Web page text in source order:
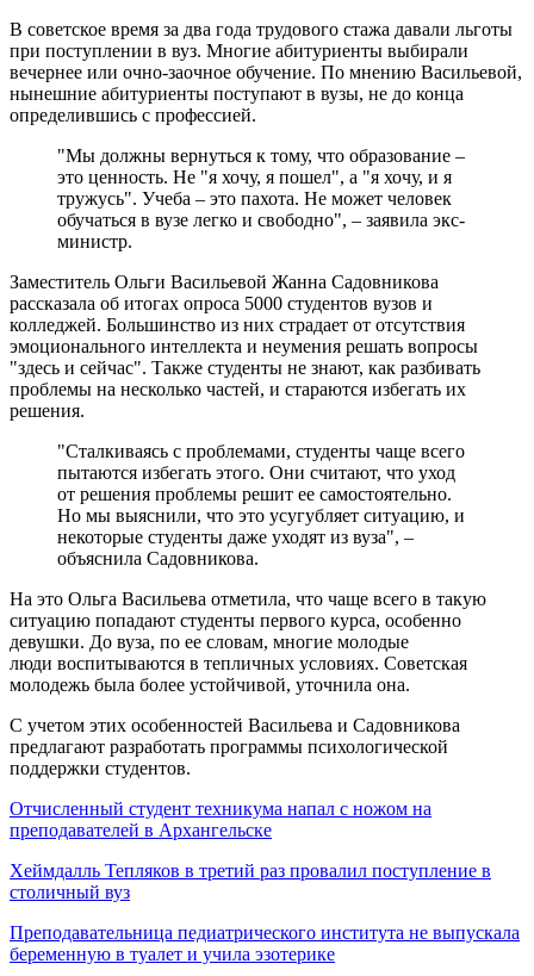
В советское время за два года трудового стажа давали льготы
при поступлении в вуз. Многие абитуриенты выбирали
вечернее или очно-заочное обучение. По мнению Васильевой,
нынешние абитуриенты поступают в вузы, не до конца
определившись с профессией.
"Мы должны вернуться к тому, что образование –
это ценность. Не "я хочу, я пошел", а "я хочу, и я
тружусь". Учеба – это пахота. Не может человек
обучаться в вузе легко и свободно", – заявила экс-
министр.
Заместитель Ольги Васильевой Жанна Садовникова
рассказала об итогах опроса 5000 студентов вузов и
колледжей. Большинство из них страдает от отсутствия
эмоционального интеллекта и неумения решать вопросы
"здесь и сейчас". Также студенты не знают, как разбивать
проблемы на несколько частей, и стараются избегать их
решения.
"Сталкиваясь с проблемами, студенты чаще всего
пытаются избегать этого. Они считают, что уход
от решения проблемы решит ее самостоятельно.
Но мы выяснили, что это усугубляет ситуацию, и
некоторые студенты даже уходят из вуза", –
объяснила Садовникова.
На это Ольга Васильева отметила, что чаще всего в такую
ситуацию попадают студенты первого курса, особенно
девушки. До вуза, по ее словам, многие молодые
люди воспитываются в тепличных условиях. Советская
молодежь была более устойчивой, уточнила она.
С учетом этих особенностей Васильева и Садовникова
предлагают разработать программы психологической
поддержки студентов.
Отчисленный студент техникума напал с ножом на
преподавателей в Архангельске
Хеймдалль Тепляков в третий раз провалил поступление в
столичный вуз
Преподавательница педиатрического института не выпускала
беременную в туалет и учила эзотерике